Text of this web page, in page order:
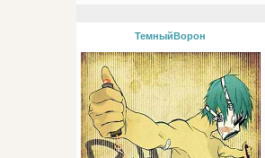
ТемныйВорон